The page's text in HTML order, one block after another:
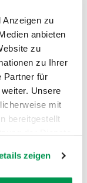
Anzeigen zu
anbieten
zu
zu Ihrer
Partner für
Unsere
mit
bereitgestellt
zeigen